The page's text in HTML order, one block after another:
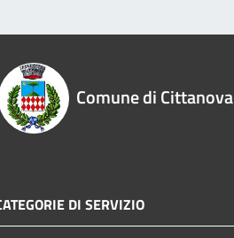
Comune di Cittanova
DI SERVIZIO